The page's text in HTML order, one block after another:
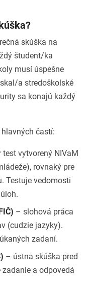
skúška na
študent/ka
musí úspešne
a stredoškolské
sa konajú každý
častí:
vytvorený NIVaM
rovnaký pre
Testuje vedomosti
– slohová práca
(cudzie jazyky).
zadaní.
– ústna skúška pred
a odpovedá